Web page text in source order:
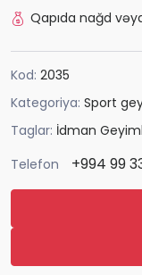
Qapıda nağd
Kod: 2035
Kategoriya: Sport
Taglar: İdman
Telefon
+994 99